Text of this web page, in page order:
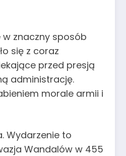
znaczny sposób
się z coraz
przed presją
administrację.
morale armii i
Wydarzenie to
Wandalów w 455